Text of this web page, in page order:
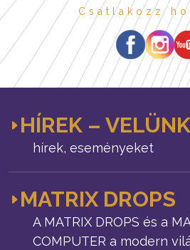
Csatlakozz
HÍREK –
hírek, eseményeket
MATRIX DROPS
A MATRIX DROPS és a
COMPUTER a modern